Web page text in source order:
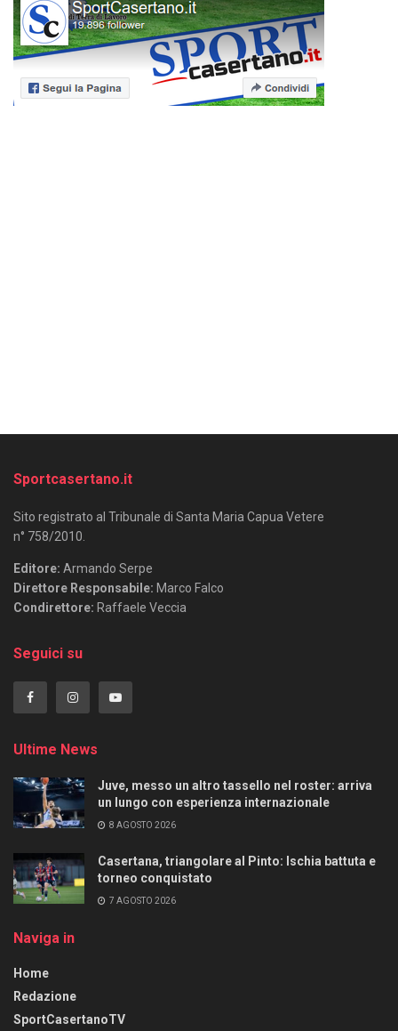
Sportcasertano.it
Sito registrato al Tribunale di Santa Maria Capua Vetere
n° 758/2010.
Editore: Armando Serpe
Direttore Responsabile: Marco Falco
Condirettore: Raffaele Veccia
Seguici su
Ultime News
Juve, messo un altro tassello nel roster: arriva
un lungo con esperienza internazionale
8 AGOSTO 2026
Casertana, triangolare al Pinto: Ischia battuta e
torneo conquistato
7 AGOSTO 2026
Naviga in
Home
Redazione
SportCasertanoTV